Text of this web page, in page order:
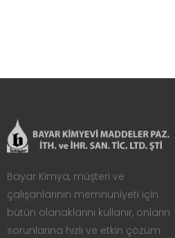
Bayar Kimya, müşteri ve
çalışanlarının memnuniyeti için
bütün olanaklarını kullanır, onların
sorunlarına hızlı ve etkin çözüm